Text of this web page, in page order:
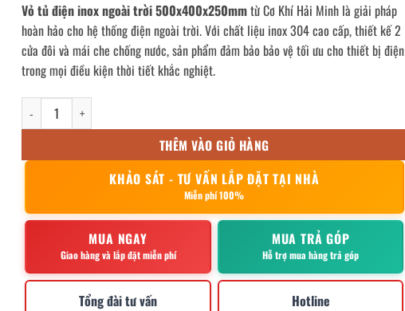
Vỏ tủ điện inox ngoài trời 500x400x250mmtừ Cơ Khí Hải Minh là giải pháp
hoàn hảo cho hệ thống điện ngoài trời. Với chất liệu inox 304 cao cấp, thiết kế 2
cửa đôi và mái che chống nước, sản phẩm đảm bảo bảo vệ tối ưu cho thiết bị điện
trong mọi điều kiện thời tiết khắc nghiệt.
Vỏ tủ điện inox ngoài trời 500x400x250mm số lượng
THÊM VÀO GIỎ HÀNG
KHẢO SÁT - TƯ VẤN LẮP ĐẶT TẠI NHÀ
Miễn phí 100%
MUA NGAY
Giao hàng và lắp đặt miễn phí
MUA TRẢ GÓP
Hỗ trợ mua hàng trả góp
Tổng đài tư vấn Hotline